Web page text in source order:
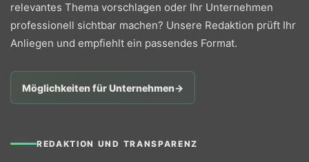
relevantes Thema vorschlagen oder Ihr Unternehmen
professionell sichtbar machen? Unsere Redaktion prüft Ihr
Anliegen und empfiehlt ein passendes Format.
Möglichkeiten für Unternehmen→
REDAKTION UND TRANSPARENZ